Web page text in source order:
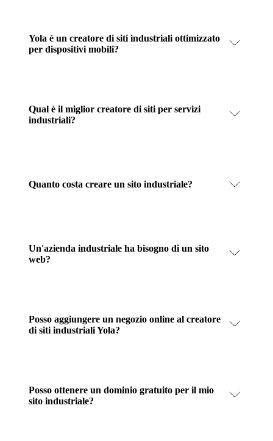
Yola è un creatore di siti industriali ottimizzato
per dispositivi mobili?
Qual è il miglior creatore di siti per servizi
industriali?
Quanto costa creare un sito industriale?
Un'azienda industriale ha bisogno di un sito
web?
Posso aggiungere un negozio online al creatore
di siti industriali Yola?
Posso ottenere un dominio gratuito per il mio
sito industriale?